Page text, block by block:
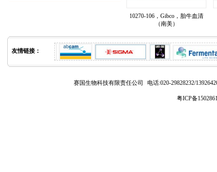
10270-106，Gibco，胎牛血清
（南美）
友情链接：
赛国生物科技有限责任公司 电话:020-29828232/
粤ICP备